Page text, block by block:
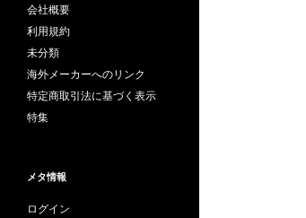
会社概要
利用規約
未分類
海外メーカーへのリンク
特定商取引法に基づく表示
特集
メタ情報
ログイン